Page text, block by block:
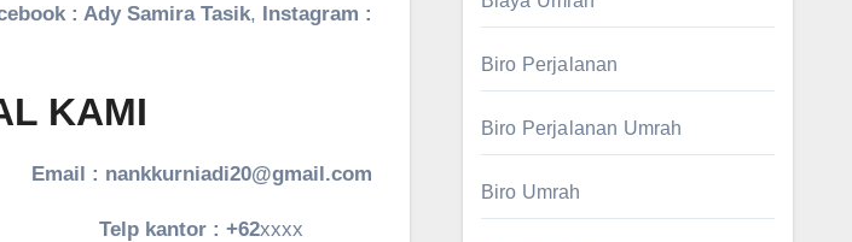
: Ady Samira Tasik, Instagram :
KAMI
Email : nankkurniadi20@gmail.com
Telp kantor : +62xxxx
Biro Perjalanan
Biro Perjalanan Umrah
Biro Umrah